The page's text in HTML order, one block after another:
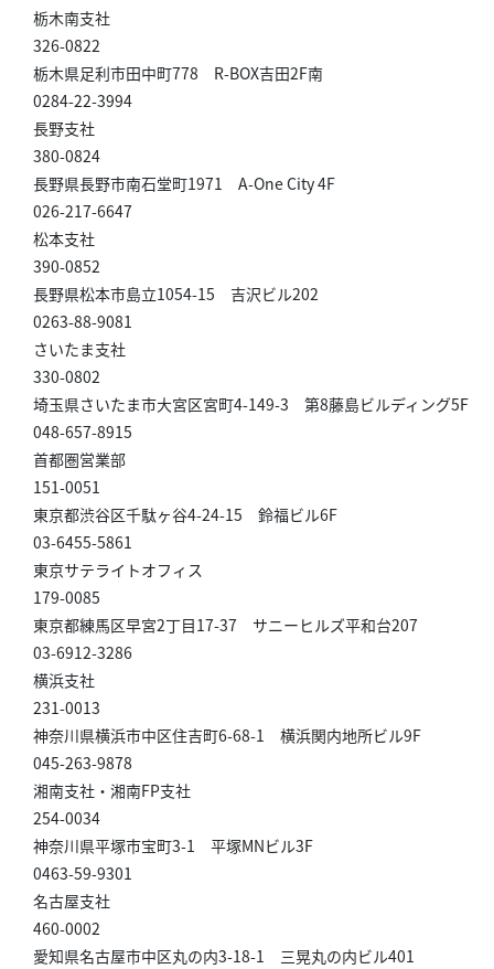
栃木南支社
326-0822
栃木県足利市田中町778 R-BOX吉田2F南
0284-22-3994
長野支社
380-0824
長野県長野市南石堂町1971 A-One City 4F
026-217-6647
松本支社
390-0852
長野県松本市島立1054-15 吉沢ビル202
0263-88-9081
さいたま支社
330-0802
埼玉県さいたま市大宮区宮町4-149-3 第8藤島ビルディング5F
048-657-8915
首都圏営業部
151-0051
東京都渋谷区千駄ヶ谷4-24-15 鈴福ビル6F
03-6455-5861
東京サテライトオフィス
179-0085
東京都練馬区早宮2丁目17-37 サニーヒルズ平和台207
03-6912-3286
横浜支社
231-0013
神奈川県横浜市中区住吉町6-68-1 横浜関内地所ビル9F
045-263-9878
湘南支社・湘南FP支社
254-0034
神奈川県平塚市宝町3-1 平塚MNビル3F
0463-59-9301
名古屋支社
460-0002
愛知県名古屋市中区丸の内3-18-1 三晃丸の内ビル401